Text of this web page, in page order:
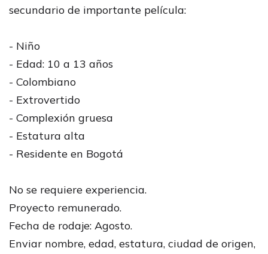
secundario de importante película:
- Niño
- Edad: 10 a 13 años
- Colombiano
- Extrovertido
- Complexión gruesa
- Estatura alta
- Residente en Bogotá
No se requiere experiencia.
Proyecto remunerado.
Fecha de rodaje: Agosto.
Enviar nombre, edad, estatura, ciudad de origen,